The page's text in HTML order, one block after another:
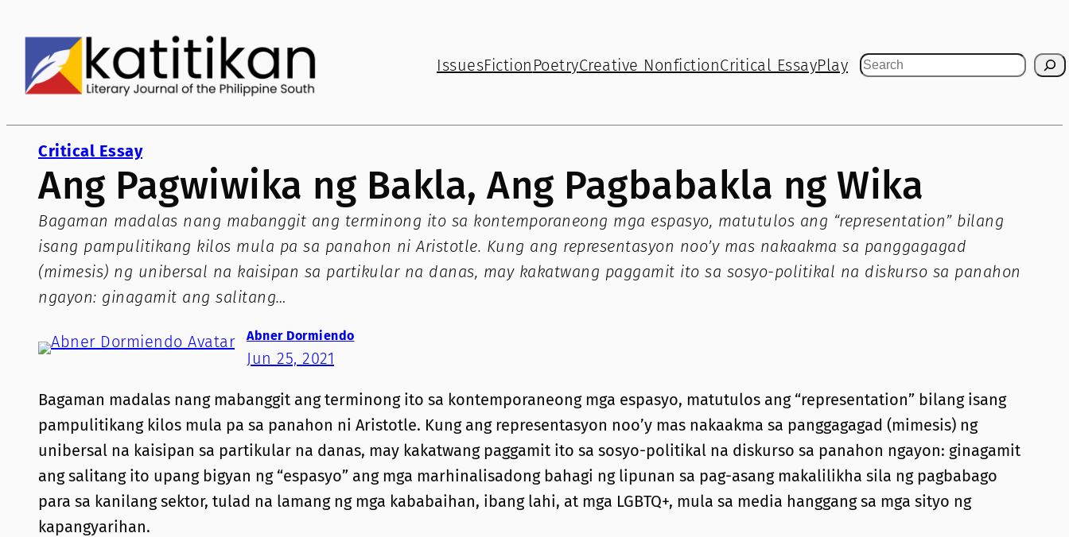
content
IssuesFiction PoetryCreative NonfictionCritical EssayPlay Search
Critical Essay
Ang Pagwiwika ng Bakla, Ang Pagbabakla ng Wika
Bagaman madalas nang mabanggit ang terminong ito sa kontemporaneong mga espasyo, matutulos ang “representation” bilang
isang pampulitikang kilos mula pa sa panahon ni Aristotle. Kung ang representasyon noo’y mas nakaakma sa panggagagad
(mimesis) ng unibersal na kaisipan sa partikular na danas, may kakatwang paggamit ito sa sosyo-politikal na diskurso sa panahon
ngayon: ginagamit ang salitang…
Abner Dormiendo
Jun 25, 2021
Bagaman madalas nang mabanggit ang terminong ito sa kontemporaneong mga espasyo, matutulos ang “representation” bilang isang
pampulitikang kilos mula pa sa panahon ni Aristotle. Kung ang representasyon noo’y mas nakaakma sa panggagagad (mimesis) ng
unibersal na kaisipan sa partikular na danas, may kakatwang paggamit ito sa sosyo-politikal na diskurso sa panahon ngayon: ginagamit
ang salitang ito upang bigyan ng “espasyo” ang mga marhinalisadong bahagi ng lipunan sa pag-asang makalilikha sila ng pagbabago
para sa kanilang sektor, tulad na lamang ng mga kababaihan, ibang lahi, at mga LGBTQ+, mula sa media hanggang sa mga sityo ng
kapangyarihan.